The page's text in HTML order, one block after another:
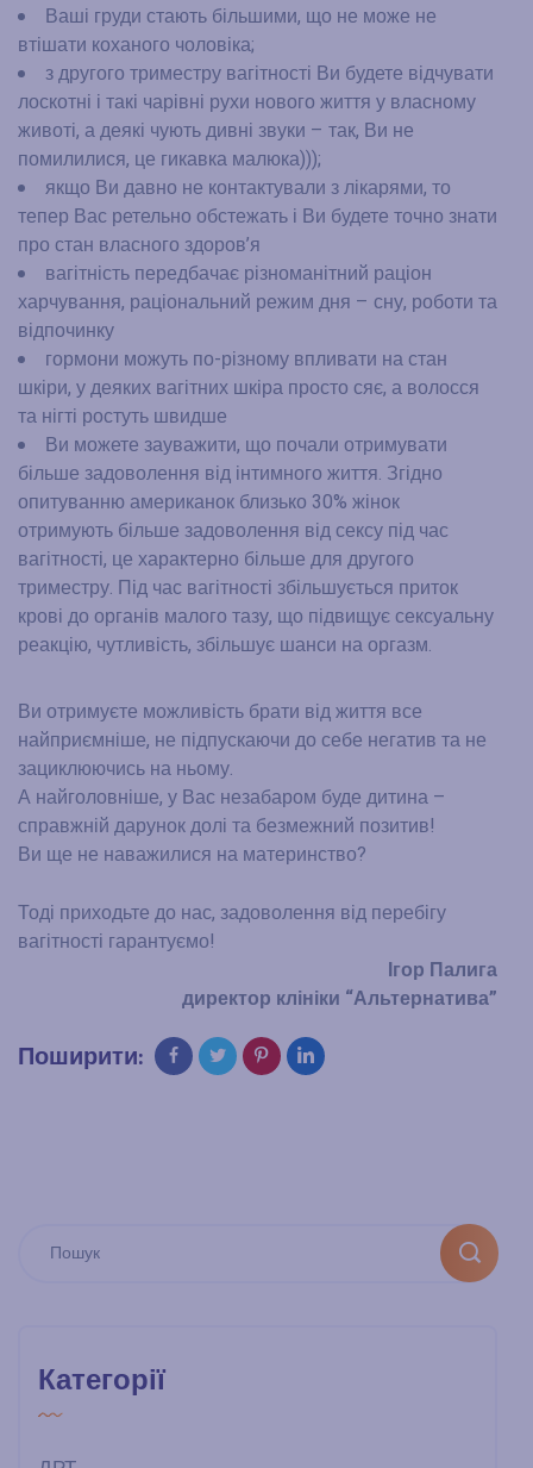
Ваші груди стають більшими, що не може не
втішати коханого чоловіка;
з другого триместру вагітності Ви будете відчувати
лоскотні і такі чарівні рухи нового життя у власному
животі, а деякі чують дивні звуки – так, Ви не
помилилися, це гикавка малюка)));
якщо Ви давно не контактували з лікарями, то
тепер Вас ретельно обстежать і Ви будете точно знати
про стан власного здоров’я
вагітність передбачає різноманітний раціон
харчування, раціональний режим дня – сну, роботи та
відпочинку
гормони можуть по-різному впливати на стан
шкіри, у деяких вагітних шкіра просто сяє, а волосся
та нігті ростуть швидше
Ви можете зауважити, що почали отримувати
більше задоволення від інтимного життя. Згідно
опитуванню американок близько 30% жінок
отримують більше задоволення від сексу під час
вагітності, це характерно більше для другого
триместру. Під час вагітності збільшується приток
крові до органів малого тазу, що підвищує сексуальну
реакцію, чутливість, збільшує шанси на оргазм.
Ви отримуєте можливість брати від життя все
найприємніше, не підпускаючи до себе негатив та не
зациклюючись на ньому.
А найголовніше, у Вас незабаром буде дитина –
справжній дарунок долі та безмежний позитив!
Ви ще не наважилися на материнство?
Тоді приходьте до нас, задоволення від перебігу
вагітності гарантуємо!
Ігор Палига
директор клініки “Альтернатива”
Поширити:
Категорії